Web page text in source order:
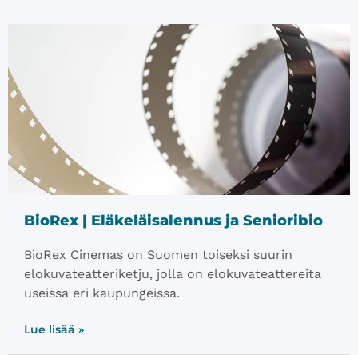
BioRex | Eläkeläisalennus ja Senioribio
BioRex Cinemas on Suomen toiseksi suurin
elokuvateatteriketju, jolla on elokuvateattereita
useissa eri kaupungeissa.
Lue lisää »